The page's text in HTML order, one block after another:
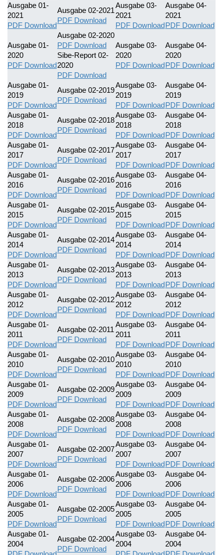
Ausgabe 01-
2021
PDF Download
Ausgabe 02-2021
PDF Download
Ausgabe 03-
2021
PDF Download
Ausgabe 04-
2021
PDF Download
Ausgabe 01-
2020
PDF Download
Ausgabe 02-2020
PDF Download
Sibe-Report 02-
2020
PDF Download
Ausgabe 03-
2020
PDF Download
Ausgabe 04-
2020
PDF Download
Ausgabe 01-
2019
PDF Download
Ausgabe 02-2019
PDF Download
Ausgabe 03-
2019
PDF Download
Ausgabe 04-
2019
PDF Download
Ausgabe 01-
2018
PDF Download
Ausgabe 02-2018
PDF Download
Ausgabe 03-
2018
PDF Download
Ausgabe 04-
2018
PDF Download
Ausgabe 01-
2017
PDF Download
Ausgabe 02-2017
PDF Download
Ausgabe 03-
2017
PDF Download
Ausgabe 04-
2017
PDF Download
Ausgabe 01-
2016
PDF Download
Ausgabe 02-2016
PDF Download
Ausgabe 03-
2016
PDF Download
Ausgabe 04-
2016
PDF Download
Ausgabe 01-
2015
PDF Download
Ausgabe 02-2015
PDF Download
Ausgabe 03-
2015
PDF Download
Ausgabe 04-
2015
PDF Download
Ausgabe 01-
2014
PDF Download
Ausgabe 02-2014
PDF Download
Ausgabe 03-
2014
PDF Download
Ausgabe 04-
2014
PDF Download
Ausgabe 01-
2013
PDF Download
Ausgabe 02-2013
PDF Download
Ausgabe 03-
2013
PDF Download
Ausgabe 04-
2013
PDF Download
Ausgabe 01-
2012
PDF Download
Ausgabe 02-2012
PDF Download
Ausgabe 03-
2012
PDF Download
Ausgabe 04-
2012
PDF Download
Ausgabe 01-
2011
PDF Download
Ausgabe 02-2011
PDF Download
Ausgabe 03-
2011
PDF Download
Ausgabe 04-
2011
PDF Download
Ausgabe 01-
2010
PDF Download
Ausgabe 02-2010
PDF Download
Ausgabe 03-
2010
PDF Download
Ausgabe 04-
2010
PDF Download
Ausgabe 01-
2009
PDF Download
Ausgabe 02-2009
PDF Download
Ausgabe 03-
2009
PDF Download
Ausgabe 04-
2009
PDF Download
Ausgabe 01-
2008
PDF Download
Ausgabe 02-2008
PDF Download
Ausgabe 03-
2008
PDF Download
Ausgabe 04-
2008
PDF Download
Ausgabe 01-
2007
PDF Download
Ausgabe 02-2007
PDF Download
Ausgabe 03-
2007
PDF Download
Ausgabe 04-
2007
PDF Download
Ausgabe 01-
2006
PDF Download
Ausgabe 02-2006
PDF Download
Ausgabe 03-
2006
PDF Download
Ausgabe 04-
2006
PDF Download
Ausgabe 01-
2005
PDF Download
Ausgabe 02-2005
PDF Download
Ausgabe 03-
2005
PDF Download
Ausgabe 04-
2005
PDF Download
Ausgabe 01-
2004
Ausgabe 02-2004
PDF Download
Ausgabe 03-
2004
Ausgabe 04-
2004